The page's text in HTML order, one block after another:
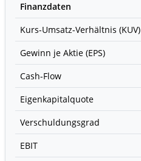
Finanzdaten
Kurs-Umsatz-Verhältnis (KUV)
Gewinn je Aktie (EPS)
Cash-Flow
Eigenkapitalquote
Verschuldungsgrad
EBIT